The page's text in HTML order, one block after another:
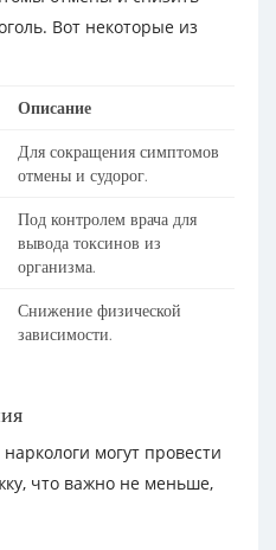
Вот некоторые из
Описание
Для сокращения симптомов
отмены и судорог.
Под контролем врача для
вывода токсинов из
организма.
Снижение физической
зависимости.
могут провести
что важно не меньше,